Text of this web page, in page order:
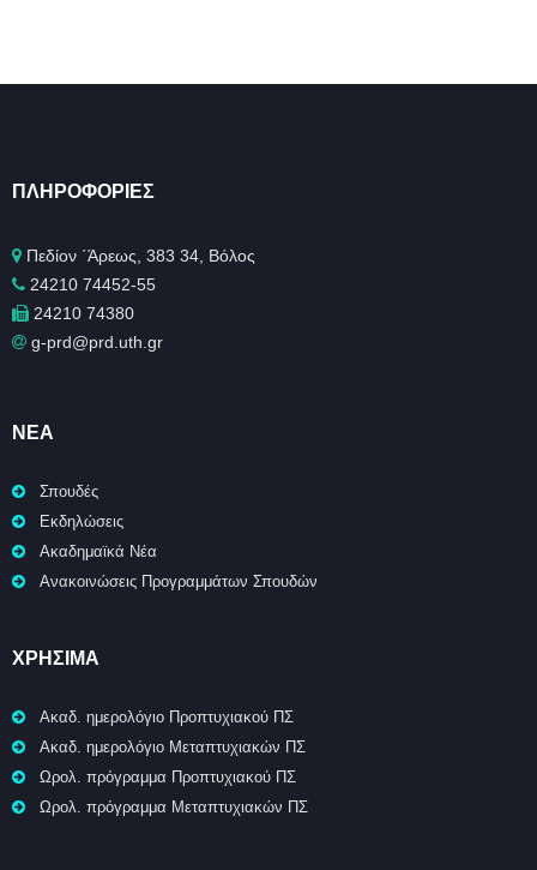
ΠΛΗΡΟΦΟΡΊΕΣ
Πεδίον ΄Άρεως, 383 34, Βόλος
24210 74452-55
24210 74380
g-prd@prd.uth.gr
ΝΈΑ
Σπουδές
Εκδηλώσεις
Ακαδημαϊκά Νέα
Ανακοινώσεις Προγραμμάτων Σπουδών
ΧΡΉΣΙΜΑ
Ακαδ. ημερολόγιο Προπτυχιακού ΠΣ
Ακαδ. ημερολόγιο Μεταπτυχιακών ΠΣ
Ωρολ. πρόγραμμα Προπτυχιακού ΠΣ
Ωρολ. πρόγραμμα Μεταπτυχιακών ΠΣ